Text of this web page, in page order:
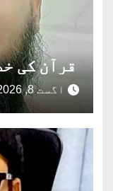
قرآن کی
اگست 8, 2026